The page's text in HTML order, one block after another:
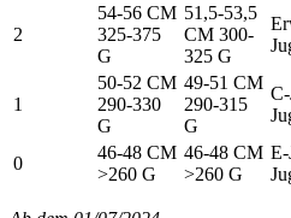
2
54-56 CM
325-375
G
51,5-53,5
CM 300-
325 G
1
50-52 CM
290-330
G
49-51 CM
290-315
G
0
46-48 CM
>260 G
46-48 CM
>260 G
E-